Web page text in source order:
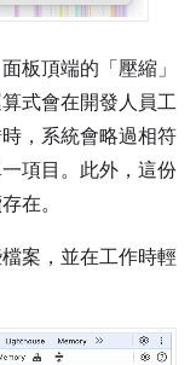
面板頂端的「壓縮」
式會在開發人員工
，系統會略過相符
項目。此外，這份
在。
案，並在工作時輕